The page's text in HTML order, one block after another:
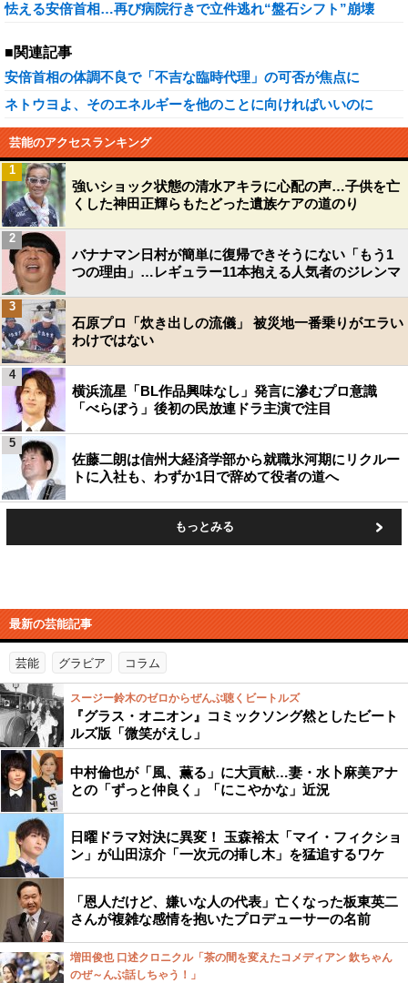
怯える安倍首相…再び病院行きで立件逃れ“盤石シフト”崩壊
■関連記事
安倍首相の体調不良で「不吉な臨時代理」の可否が焦点に
ネトウヨよ、そのエネルギーを他のことに向ければいいのに
芸能のアクセスランキング
強いショック状態の清水アキラに心配の声…子供を亡
くした神田正輝らもたどった遺族ケアの道のり
1
バナナマン日村が簡単に復帰できそうにない「もう1
つの理由」…レギュラー11本抱える人気者のジレンマ
2
石原プロ「炊き出しの流儀」 被災地一番乗りがエラい
わけではない
3
横浜流星「BL作品興味なし」発言に滲むプロ意識
「べらぼう」後初の民放連ドラ主演で注目
4
佐藤二朗は信州大経済学部から就職氷河期にリクルー
トに入社も、わずか1日で辞めて役者の道へ
5
もっとみる
最新の芸能記事
芸能 グラビア コラム
スージー鈴木のゼロからぜんぶ聴くビートルズ
『グラス・オニオン』コミックソング然としたビート
ルズ版「微笑がえし」
中村倫也が「風、薫る」に大貢献…妻・水卜麻美アナ
との「ずっと仲良く」「にこやかな」近況
日曜ドラマ対決に異変！ 玉森裕太「マイ・フィクショ
ン」が山田涼介「一次元の挿し木」を猛追するワケ
「恩人だけど、嫌いな人の代表」亡くなった板東英二
さんが複雑な感情を抱いたプロデューサーの名前
増田俊也 口述クロニクル「茶の間を変えたコメディアン 欽ちゃん
のぜ～んぶ話しちゃう！」